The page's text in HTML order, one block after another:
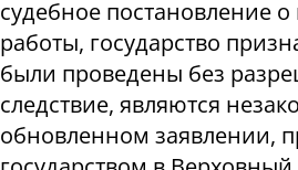
судебное постановление
работы, государство
были проведены без
следствие, являются
обновленном заявлении,